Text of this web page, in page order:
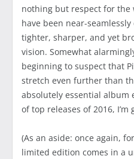
nothing but respect for the
have been near-
tighter, sharper, and yet
vision. Somewhat
beginning to suspect that
stretch even further than
absolutely essential album
of top releases of 2016,
(As an aside: once again,
limited edition comes in a